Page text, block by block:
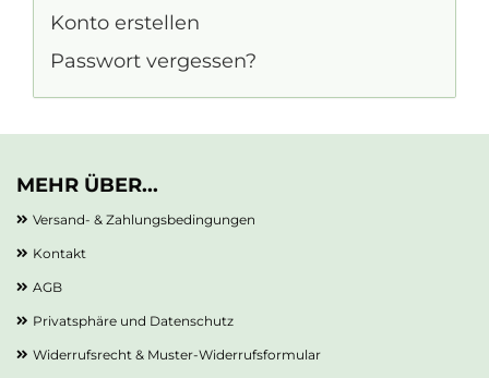
Konto erstellen
Passwort vergessen?
MEHR ÜBER...
Versand- & Zahlungsbedingungen
Kontakt
AGB
Privatsphäre und Datenschutz
Widerrufsrecht & Muster-Widerrufsformular